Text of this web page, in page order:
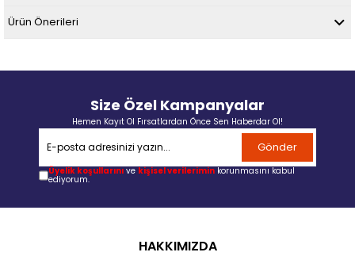
Ürün Önerileri
Size Özel Kampanyalar
Hemen Kayıt Ol Fırsatlardan Önce Sen Haberdar Ol!
Gönder
Üyelik koşullarını ve kişisel verilerimin korunmasını kabul
ediyorum.
HAKKIMIZDA